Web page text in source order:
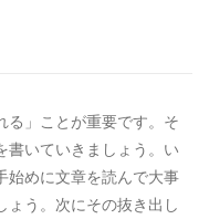
る」ことが重要です。そ
書いていきましょう。い
始めに文章を読んで大事
ょう。次にその抜き出し